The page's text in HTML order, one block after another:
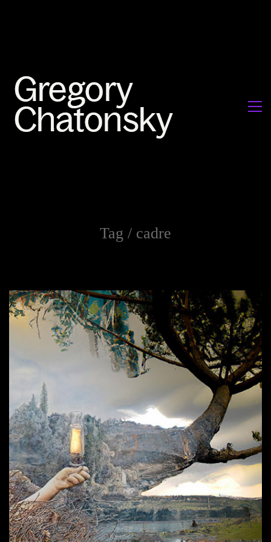
Tag / cadre